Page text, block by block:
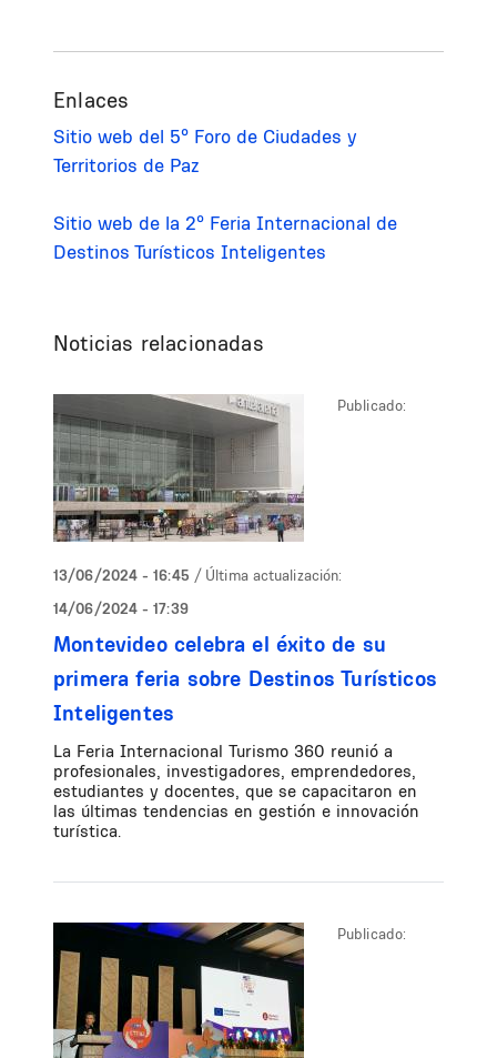
Enlaces
Sitio web del 5º Foro de Ciudades y
Territorios de Paz
Sitio web de la 2º Feria Internacional de
Destinos Turísticos Inteligentes
Noticias relacionadas
Publicado:
13/06/2024 - 16:45 / Última actualización:
14/06/2024 - 17:39
Montevideo celebra el éxito de su
primera feria sobre Destinos Turísticos
Inteligentes
La Feria Internacional Turismo 360 reunió a
profesionales, investigadores, emprendedores,
estudiantes y docentes, que se capacitaron en
las últimas tendencias en gestión e innovación
turística.
Publicado: